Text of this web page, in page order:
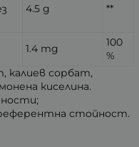
4.5 g **
1.4 mg
100
%
калиев сорбат,
киселина.
стойност.